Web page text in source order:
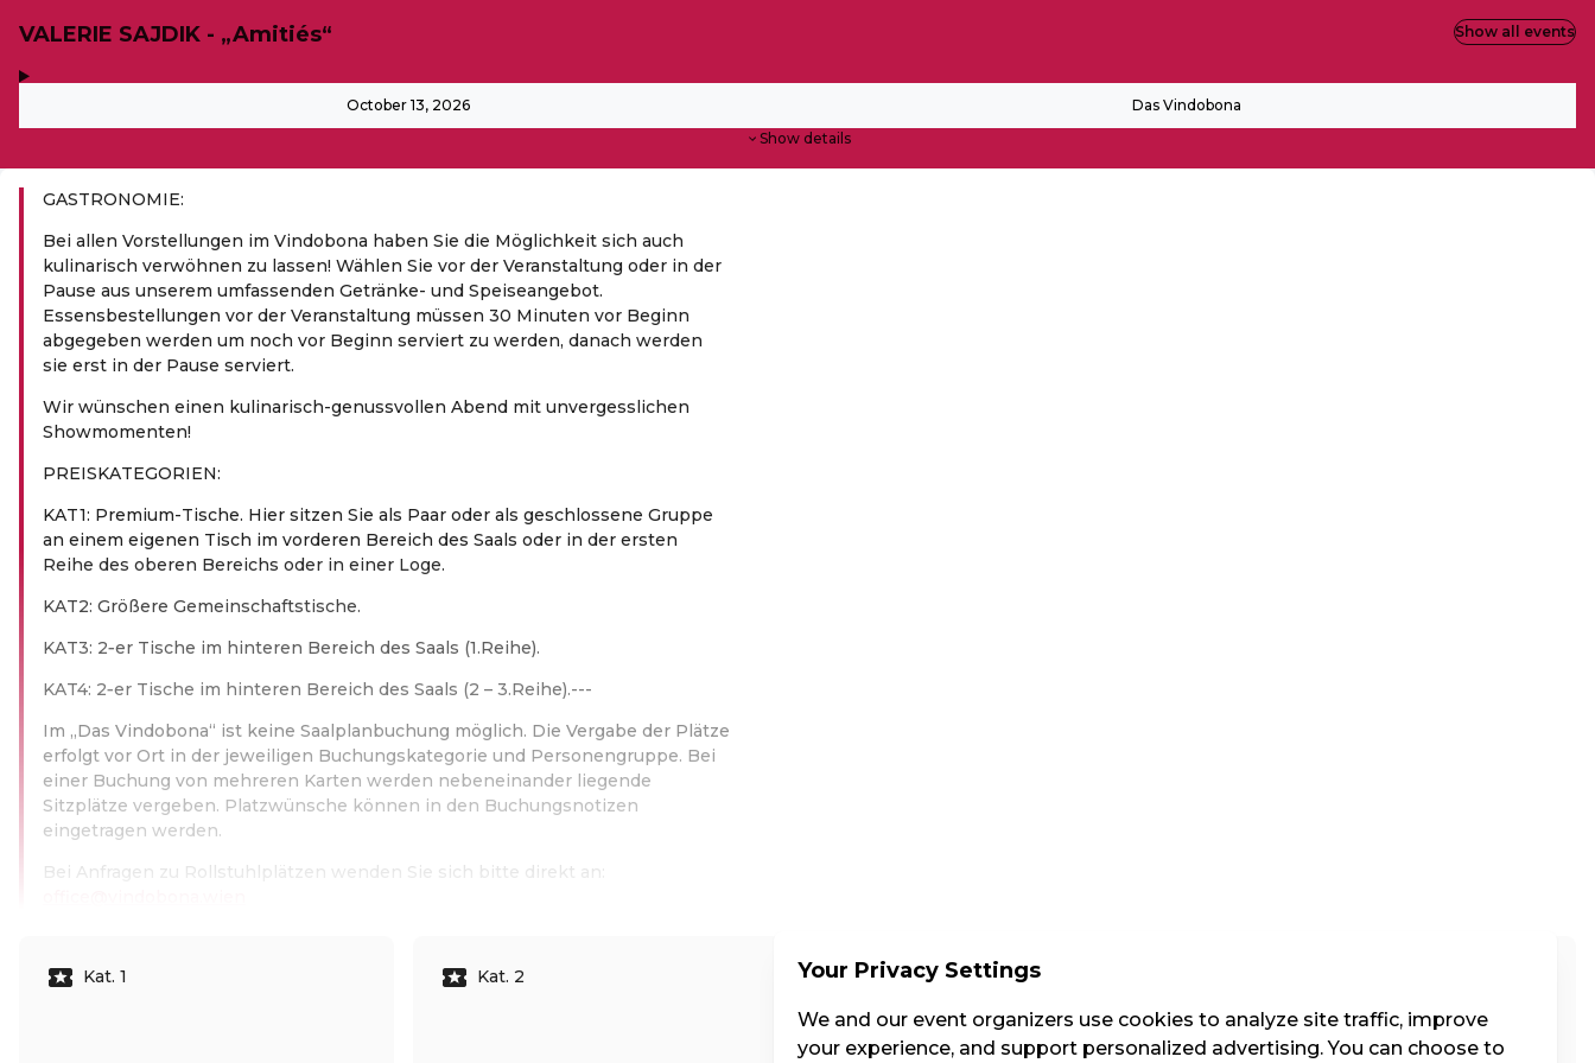
VALERIE SAJDIK - „Amitiés“
October 13, 2026 Das Vindobona
Show details
Show all events
GASTRONOMIE:
Bei allen Vorstellungen im Vindobona haben Sie die Möglichkeit sich auch
kulinarisch verwöhnen zu lassen! Wählen Sie vor der Veranstaltung oder in der
Pause aus unserem umfassenden Getränke- und Speiseangebot.
Essensbestellungen vor der Veranstaltung müssen 30 Minuten vor Beginn
abgegeben werden um noch vor Beginn serviert zu werden, danach werden
sie erst in der Pause serviert.
Wir wünschen einen kulinarisch-genussvollen Abend mit unvergesslichen
Showmomenten!
PREIS­KA­TE­GO­RIEN:
KAT1: Premium-Tische. Hier sitzen Sie als Paar oder als geschlossene Gruppe
an einem eigenen Tisch im vorderen Bereich des Saals oder in der ersten
Reihe des oberen Bereichs oder in einer Loge.
KAT2: Größere Gemeinschaftstische.
KAT3: 2‑er Tische im hinteren Bereich des Saals (1.Reihe).
KAT4: 2‑er Tische im hinteren Bereich des Saals (2 – 3.Reihe).---
Im „Das Vindobona“ ist keine Saalplanbuchung möglich. Die Vergabe der Plätze
erfolgt vor Ort in der jeweiligen Buchungskategorie und Personengruppe. Bei
einer Buchung von mehreren Karten werden nebeneinander liegende
Sitzplätze vergeben. Platzwünsche können in den Buchungsnotizen
eingetragen werden.
Bei Anfragen zu Rollstuhlplätzen wenden Sie sich bitte direkt an:
Kat. 1 Kat. 2 Kat. 3
Your Privacy Settings
We and our event organizers use cookies to analyze site traffic, improve
your experience, and support personalized advertising. You can choose to